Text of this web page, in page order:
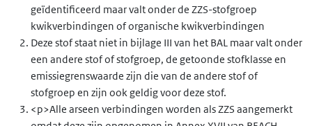
13864-38-5
103-27-5 203-094-3
geïdentificeerd maar valt onder de ZZS-stofgroep
kwikverbindingen of organische kwikverbindingen
Deze stof staat niet in bijlage III van het BAL maar valt onder
een andere stof of stofgroep, de getoonde stofklasse en
emissiegrenswaarde zijn die van de andere stof of
stofgroep en zijn ook geldig voor deze stof.
<p>Alle arseen verbindingen worden als ZZS aangemerkt